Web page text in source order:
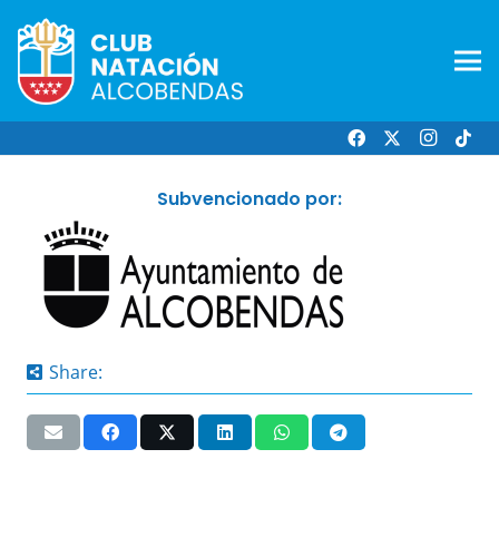
Subvencionado por:
Share: